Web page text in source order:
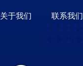
关于我们 联系我们